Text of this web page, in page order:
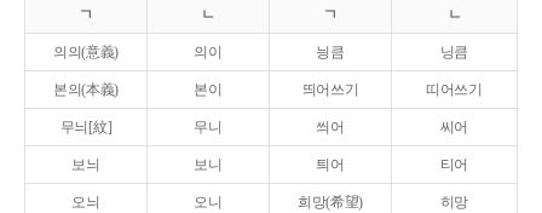
ㄱ ㄴ ㄱ ㄴ
의의(意義) 의이 닁큼 닝큼
본의(本義) 본이 띄어쓰기 띠어쓰기
무늬[紋] 무니 씌어 씨어
보늬 보니 틔어 티어
오늬 오니 희망(希望) 히망